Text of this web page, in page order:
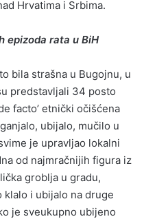
Hrvatima i Srbima.
epizoda rata u BiH
bila strašna u Bugojnu, u
predstavljali 34 posto
facto’ etnički očišćena
ubijalo, mučilo u
je upravljao lokalni
od najmračnijih figura iz
groblja u gradu,
i ubijalo na druge
je sveukupno ubijeno